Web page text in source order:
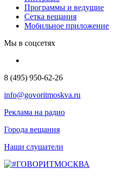
Программы и ведущие
Сетка вещания
Мобильное приложение
Мы в соцсетях
8 (495) 950-62-26
info@govoritmoskva.ru
Реклама на радио
Города вещания
Наши слушатели